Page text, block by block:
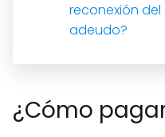
reconexión
adeudo?
¿Cómo